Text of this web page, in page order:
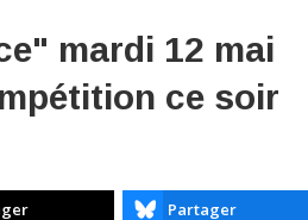
mardi 12 mai
ce soir
Partager